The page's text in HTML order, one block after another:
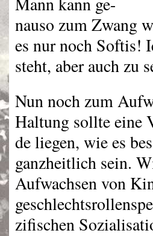
nauso zum Zwang
es nur noch Softis!
steht, aber auch zu
Nun noch zum
Haltung sollte eine
de liegen, wie es
ganzheitlich sein.
Aufwachsen von
zifischen